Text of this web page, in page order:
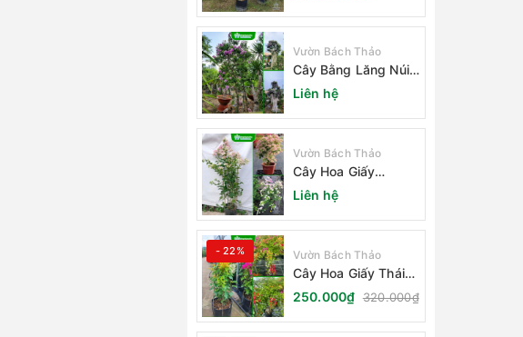
Vườn Bách Thảo
Cây Bằng Lăng Núi
(Cây Săng Lẻ)
Liên hệ
Vườn Bách Thảo
Cây Hoa Giấy
Sakura Nhật Bản
Liên hệ
- 22% Vườn Bách Thảo
Cây Hoa Giấy Thái
Lan
250.000₫ 320.000₫